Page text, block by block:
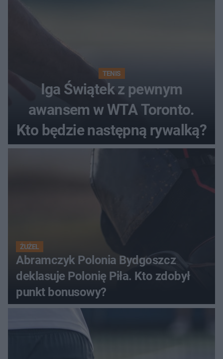
TENIS
Iga Świątek z pewnym
awansem w WTA Toronto.
Kto będzie następną rywalką?
ŻUŻEL
Abramczyk Polonia Bydgoszcz
deklasuje Polonię Piła. Kto zdobył
punkt bonusowy?